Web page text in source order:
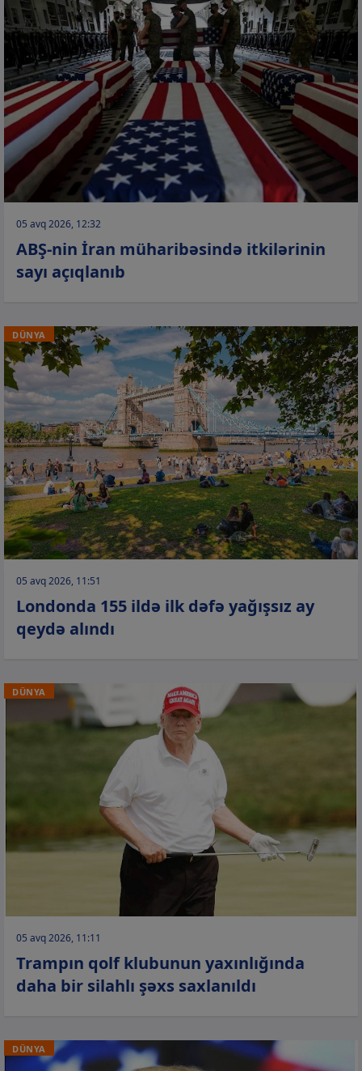
05 avq 2026, 12:32
ABŞ-nin İran müharibəsində itkilərinin
sayı açıqlanıb
DÜNYA
05 avq 2026, 11:51
Londonda 155 ildə ilk dəfə yağışsız ay
qeydə alındı
DÜNYA
05 avq 2026, 11:11
Trampın qolf klubunun yaxınlığında
daha bir silahlı şəxs saxlanıldı
DÜNYA